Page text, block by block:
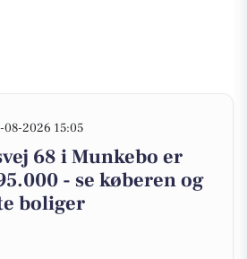
08-2026 15:05
68 i Munkebo er
- se køberen og
boliger